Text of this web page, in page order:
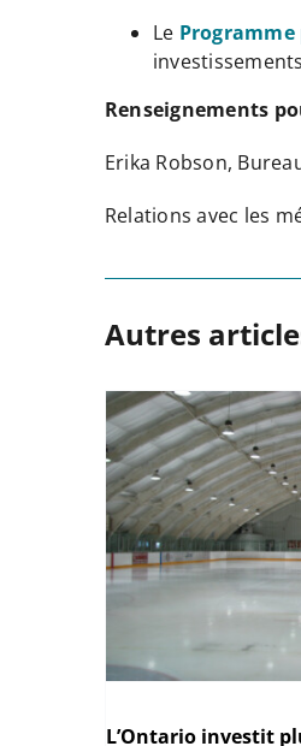
Le
Renseignements
Erika Robson,
Relations avec les
Autres
L’Ontario investit